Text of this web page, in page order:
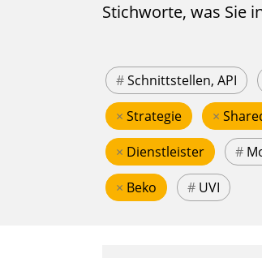
Stichworte, was Sie
#Schnittstellen, API
× Strategie ×
× Dienstleister #
× Beko # UVI